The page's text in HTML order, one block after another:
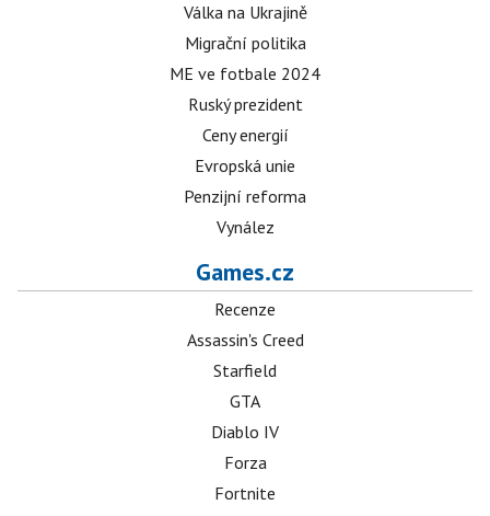
Válka na Ukrajině
Migrační politika
ME ve fotbale 2024
Ruský prezident
Ceny energií
Evropská unie
Penzijní reforma
Vynález
Games.cz
Recenze
Assassin's Creed
Starfield
GTA
Diablo IV
Forza
Fortnite